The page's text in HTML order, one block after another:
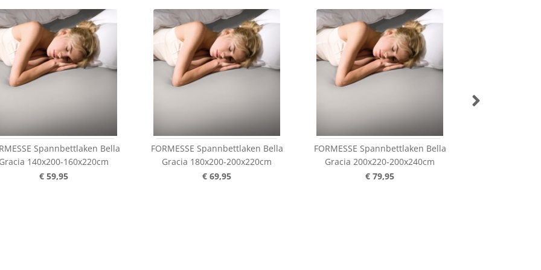
Spannbettlaken Bella
Gracia 140x200-160x220cm
€ 59,95
FORMESSE Spannbettlaken Bella
Gracia 180x200-200x220cm
€ 69,95
FORMESSE Spannbettlaken Bella
Gracia 200x220-200x240cm
€ 79,95